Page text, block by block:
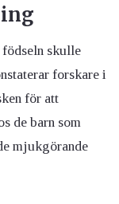
skulle
forskare i
för att
de barn som
mjukgörande